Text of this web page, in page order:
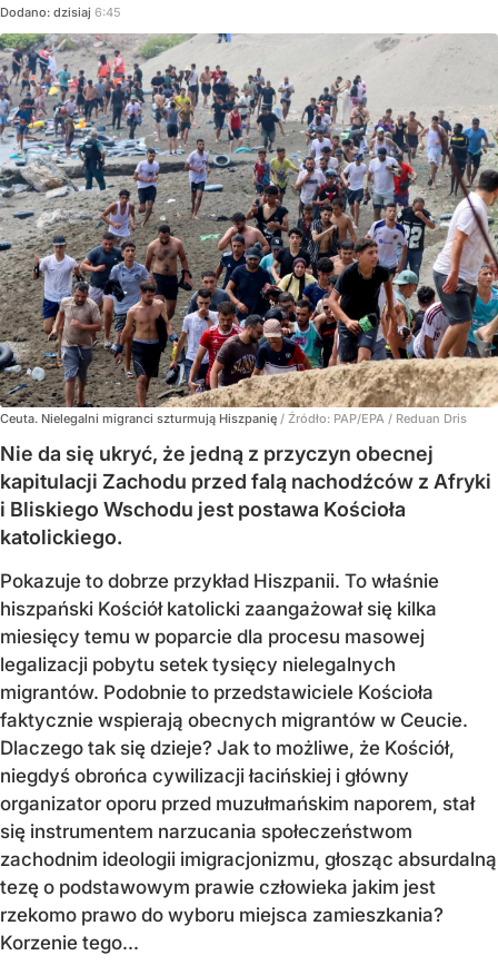
Dodano: dzisiaj 6:45
Ceuta. Nielegalni migranci szturmują Hiszpanię / Źródło: PAP/EPA / Reduan Dris
Nie da się ukryć, że jedną z przyczyn obecnej
kapitulacji Zachodu przed falą nachodźców z Afryki
i Bliskiego Wschodu jest postawa Kościoła
katolickiego.
Pokazuje to dobrze przykład Hiszpanii. To właśnie
hiszpański Kościół katolicki zaangażował się kilka
miesięcy temu w poparcie dla procesu masowej
legalizacji pobytu setek tysięcy nielegalnych
migrantów. Podobnie to przedstawiciele Kościoła
faktycznie wspierają obecnych migrantów w Ceucie.
Dlaczego tak się dzieje? Jak to możliwe, że Kościół,
niegdyś obrońca cywilizacji łacińskiej i główny
organizator oporu przed muzułmańskim naporem, stał
się instrumentem narzucania społeczeństwom
zachodnim ideologii imigracjonizmu, głosząc absurdalną
tezę o podstawowym prawie człowieka jakim jest
rzekomo prawo do wyboru miejsca zamieszkania?
Korzenie tego...